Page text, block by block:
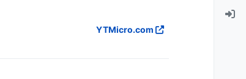
YTMicro.com